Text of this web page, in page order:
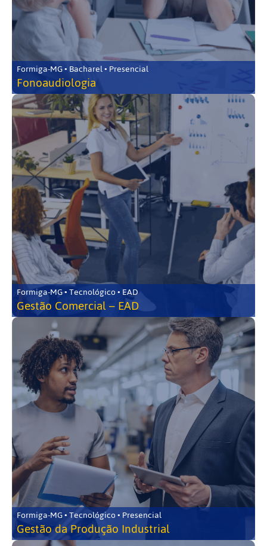
Formiga-MG • Bacharel • Presencial
Fonoaudiologia
Formiga-MG • Tecnológico • EAD
Gestão Comercial – EAD
Formiga-MG • Tecnológico • Presencial
Gestão da Produção Industrial